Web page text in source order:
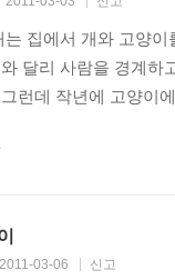
집에서 개와 고양
달리 사람을 경계하
런데 작년에 고양이
2011-03-06 신고